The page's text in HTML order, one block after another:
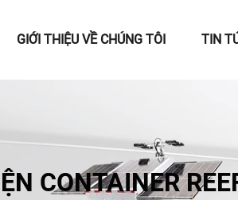
GIỚI THIỆU VỀ CHÚNG TÔI TIN
CONTAINER